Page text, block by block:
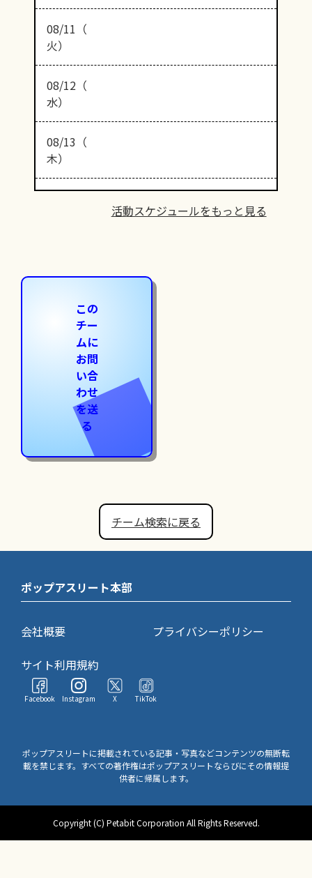
08/11（
火）
08/12（
水）
08/13（
木）
活動スケジュールをもっと見る
この
チー
ムに
お問
い合
わせ
を送
る
チーム検索に戻る
ポップアスリート本部
会社概要
プライバシーポリシー
サイト利用規約
Facebook Instagram X TikTok
ポップアスリートに掲載されている記事・写真などコンテンツの無断転
載を禁じます。すべての著作権はポップアスリートならびにその情報提
供者に帰属します。
Copyright (C) Petabit Corporation All Rights Reserved.